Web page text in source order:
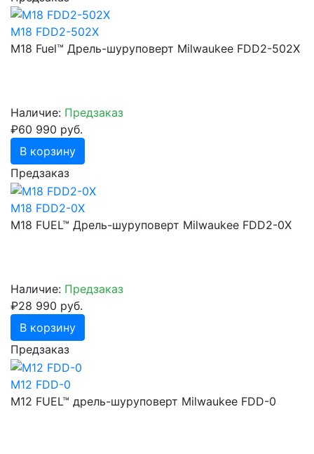
M18 FDD2-502X
M18 Fuel™ Дрель-шуруповерт Milwaukee FDD2-502X
Наличие: Предзаказ
₽60 990 руб.
В корзину
Предзаказ
M18 FDD2-0X
M18 FUEL™ Дрель-шуруповерт Milwaukee FDD2-0X
Наличие: Предзаказ
₽28 990 руб.
В корзину
Предзаказ
M12 FDD-0
M12 FUEL™ дрель-шуруповерт Milwaukee FDD-0